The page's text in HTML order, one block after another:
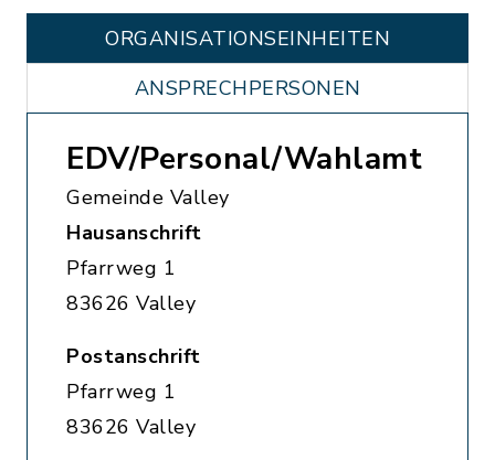
ORGANISATIONS­EINHEITEN
ANSPRECHPERSONEN
EDV/Personal/Wahlamt
Gemeinde Valley
Hausanschrift
Pfarrweg 1
83626 Valley
Postanschrift
Pfarrweg 1
83626 Valley